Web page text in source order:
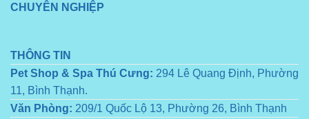
CHUYÊN NGHIỆP
THÔNG TIN
Pet Shop & Spa Thú Cưng: 294 Lê Quang Định, Phường
11, Bình Thạnh.
Văn Phòng: 209/1 Quốc Lộ 13, Phường 26, Bình Thạnh